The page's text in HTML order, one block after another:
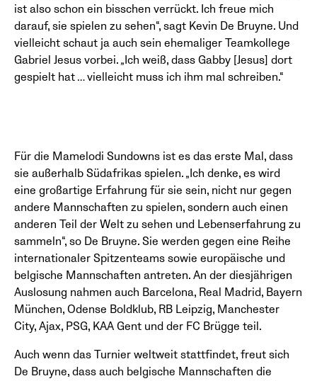
ist also schon ein bisschen verrückt. Ich freue mich
darauf, sie spielen zu sehen“, sagt Kevin De Bruyne. Und
vielleicht schaut ja auch sein ehemaliger Teamkollege
Gabriel Jesus vorbei. „Ich weiß, dass Gabby [Jesus] dort
gespielt hat … vielleicht muss ich ihm mal schreiben.“
Für die Mamelodi Sundowns ist es das erste Mal, dass
sie außerhalb Südafrikas spielen. „Ich denke, es wird
eine großartige Erfahrung für sie sein, nicht nur gegen
andere Mannschaften zu spielen, sondern auch einen
anderen Teil der Welt zu sehen und Lebenserfahrung zu
sammeln“, so De Bruyne. Sie werden gegen eine Reihe
internationaler Spitzenteams sowie europäische und
belgische Mannschaften antreten. An der diesjährigen
Auslosung nahmen auch Barcelona, Real Madrid, Bayern
München, Odense Boldklub, RB Leipzig, Manchester
City, Ajax, PSG, KAA Gent und der FC Brügge teil.
Auch wenn das Turnier weltweit stattfindet, freut sich
De Bruyne, dass auch belgische Mannschaften die